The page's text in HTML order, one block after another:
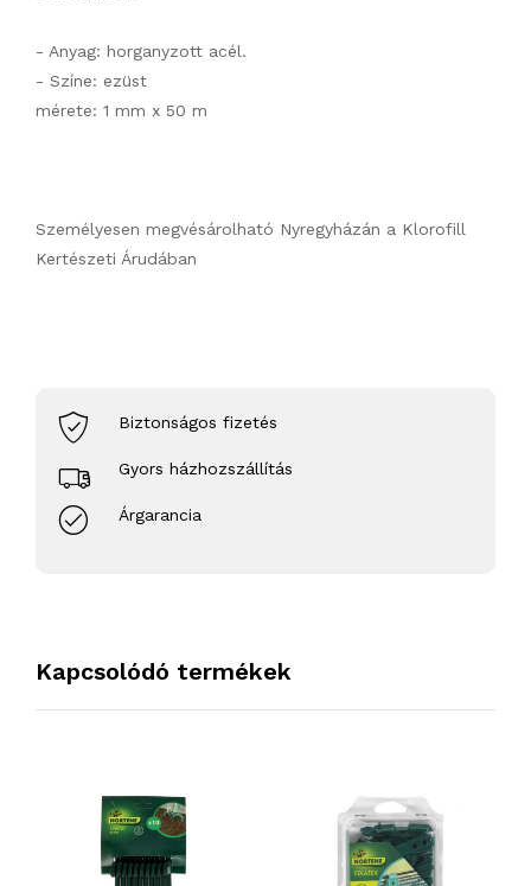
- Anyag: horganyzott acél.
- Színe: ezüst
mérete: 1 mm x 50 m
Személyesen megvésárolható Nyregyházán a Klorofill
Kertészeti Árudában
Biztonságos fizetés
Gyors házhozszállítás
Árgarancia
Kapcsolódó termékek